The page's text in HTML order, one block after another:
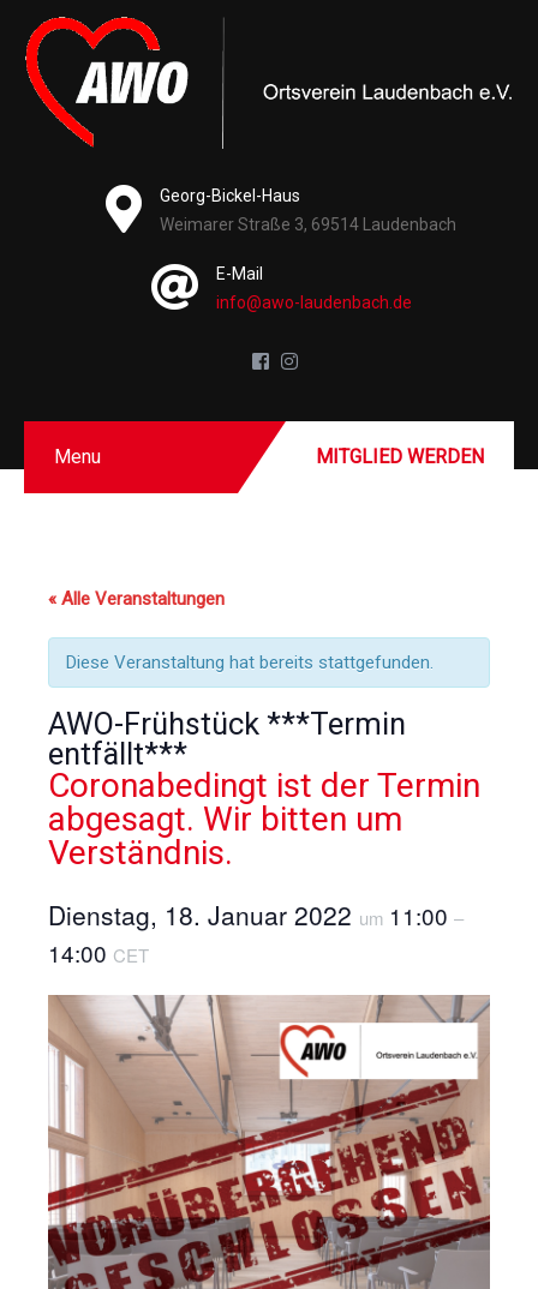
Georg-Bickel-Haus
Weimarer Straße 3, 69514 Laudenbach
E-Mail
info@awo-laudenbach.de
Menu MITGLIED WERDEN
« Alle Veranstaltungen
Diese Veranstaltung hat bereits stattgefunden.
AWO-Frühstück ***Termin
entfällt***
Coronabedingt ist der Termin
abgesagt. Wir bitten um
Verständnis.
Dienstag, 18. Januar 2022 um 11:00 –
14:00 CET